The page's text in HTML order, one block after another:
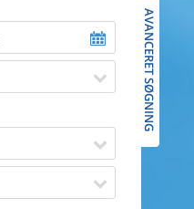
Afstand til
Udsigt til
Faciliteter
Spa
AVANCERET SØGNING